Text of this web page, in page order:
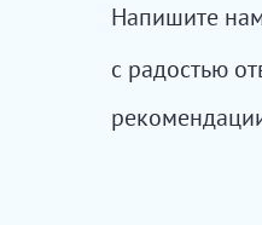
Напишите
с радостью